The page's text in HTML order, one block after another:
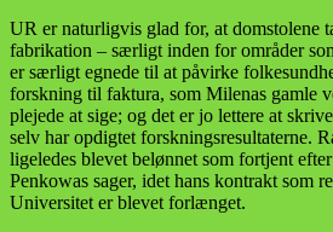
UR er naturligvis glad for, at domstolene
fabrikation – særligt inden for områder
er særligt egnede til at påvirke
forskning til faktura, som Milenas gamle
plejede at sige; og det er jo lettere at
selv har opdigtet forskningsresultaterne.
ligeledes blevet belønnet som fortjent
Penkowas sager, idet hans kontrakt som
Universitet er blevet forlænget.